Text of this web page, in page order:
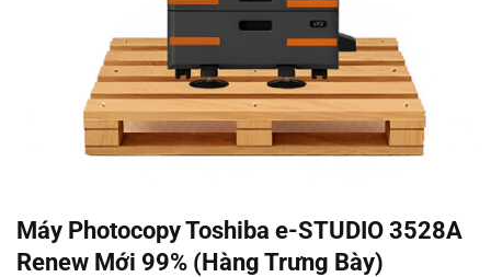
Máy Photocopy Toshiba e-STUDIO 3528A
Renew Mới 99% (Hàng Trưng Bày)